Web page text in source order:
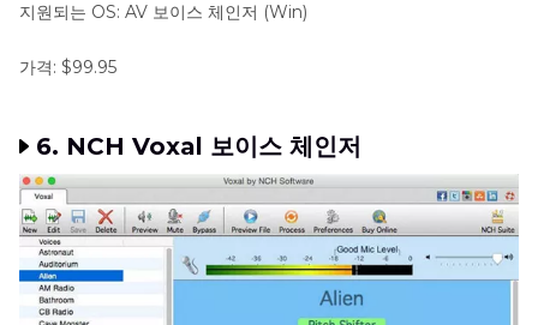
지원되는 OS: AV 보이스 체인저 (Win)
가격: $99.95
6. NCH Voxal 보이스 체인저